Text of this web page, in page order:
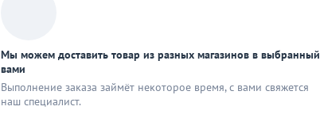
Мы можем доставить товар из разных магазинов в выбранный
вами
Выполнение заказа займёт некоторое время, с вами свяжется
наш специaлист.